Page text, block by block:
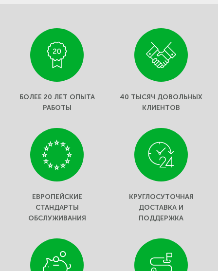
БОЛЕЕ 20 ЛЕТ ОПЫТА
РАБОТЫ
40 ТЫСЯЧ ДОВОЛЬНЫХ
КЛИЕНТОВ
ЕВРОПЕЙСКИЕ
СТАНДАРТЫ
ОБСЛУЖИВАНИЯ
КРУГЛОСУТОЧНАЯ
ДОСТАВКА И
ПОДДЕРЖКА